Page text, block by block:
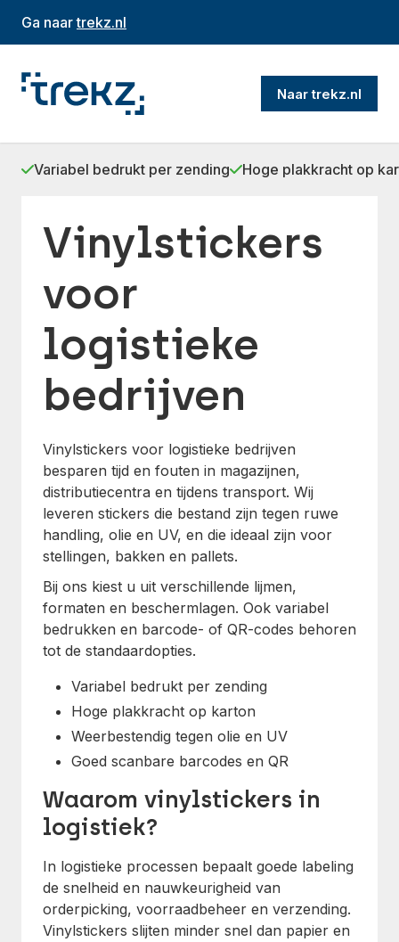
Ga naartrekz.nl
Naar trekz.nl
Variabel bedrukt per zending Hoge plakkracht op
Vinylstickers
voor
logistieke
bedrijven
Vinylstickers voor logistieke bedrijven
besparen tijd en fouten in magazijnen,
distributiecentra en tijdens transport. Wij
leveren stickers die bestand zijn tegen ruwe
handling, olie en UV, en die ideaal zijn voor
stellingen, bakken en pallets.
Bij ons kiest u uit verschillende lijmen,
formaten en beschermlagen. Ook variabel
bedrukken en barcode- of QR-codes behoren
tot de standaardopties.
Variabel bedrukt per zending
Hoge plakkracht op karton
Weerbestendig tegen olie en UV
Goed scanbare barcodes en QR
Waarom vinylstickers in
logistiek?
In logistieke processen bepaalt goede labeling
de snelheid en nauwkeurigheid van
orderpicking, voorraadbeheer en verzending.
Vinylstickers slijten minder snel dan papier en